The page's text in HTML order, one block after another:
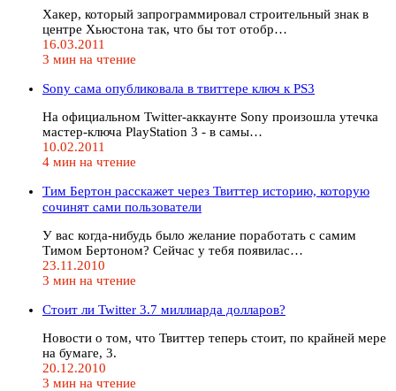
Хакер, который запрограммировал строительный знак в
центре Хьюстона так, что бы тот отобр…
16.03.2011
3 мин на чтение
Sony сама опубликовала в твиттере ключ к PS3
На официальном Twitter-аккаунте Sony произошла утечка
мастер-ключа PlayStation 3 - в самы…
10.02.2011
4 мин на чтение
Тим Бертон расскажет через Твиттер историю, которую
сочинят сами пользователи
У вас когда-нибудь было желание поработать с самим
Тимом Бертоном? Сейчас у тебя появилас…
23.11.2010
3 мин на чтение
Стоит ли Twitter 3.7 миллиарда долларов?
Новости о том, что Твиттер теперь стоит, по крайней мере
на бумаге, 3.
20.12.2010
3 мин на чтение